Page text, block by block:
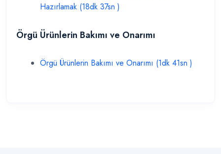
Hazırlamak (18dk 37sn )
Örgü Ürünlerin Bakımı ve Onarımı
Örgü Ürünlerin Bakımı ve Onarımı (1dk 41sn )